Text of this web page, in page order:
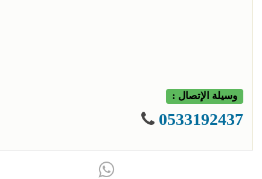
وسيلة الإتصال :
0533192437